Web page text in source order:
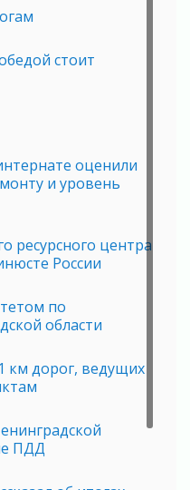
стоит
оценили
и уровень
ресурсного центра
России
по
области
км дорог, ведущих
ПДД